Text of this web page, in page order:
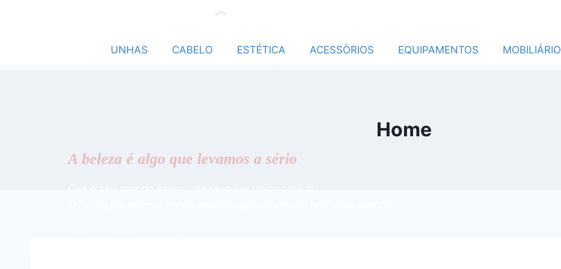
UNHAS CABELO ESTÉTICA ACESSÒRIOS EQUIPAMENTOS MOBILIÁRIO
Home
A beleza é algo que levamos a sério